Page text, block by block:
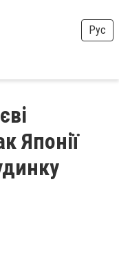
Рус
Японії